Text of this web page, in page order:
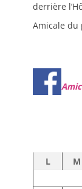
derrière
Amicale du
L M